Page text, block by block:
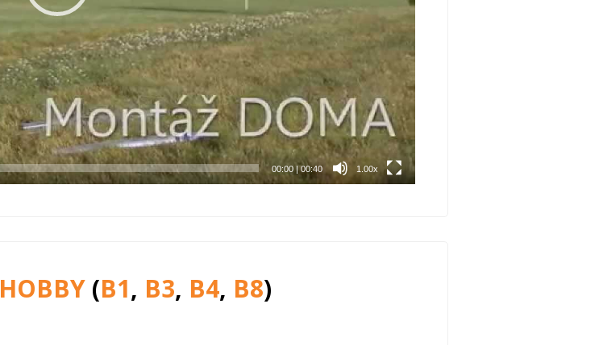
00:00|00:40 1.00x
HOBBY (B1, B3, B4, B8)